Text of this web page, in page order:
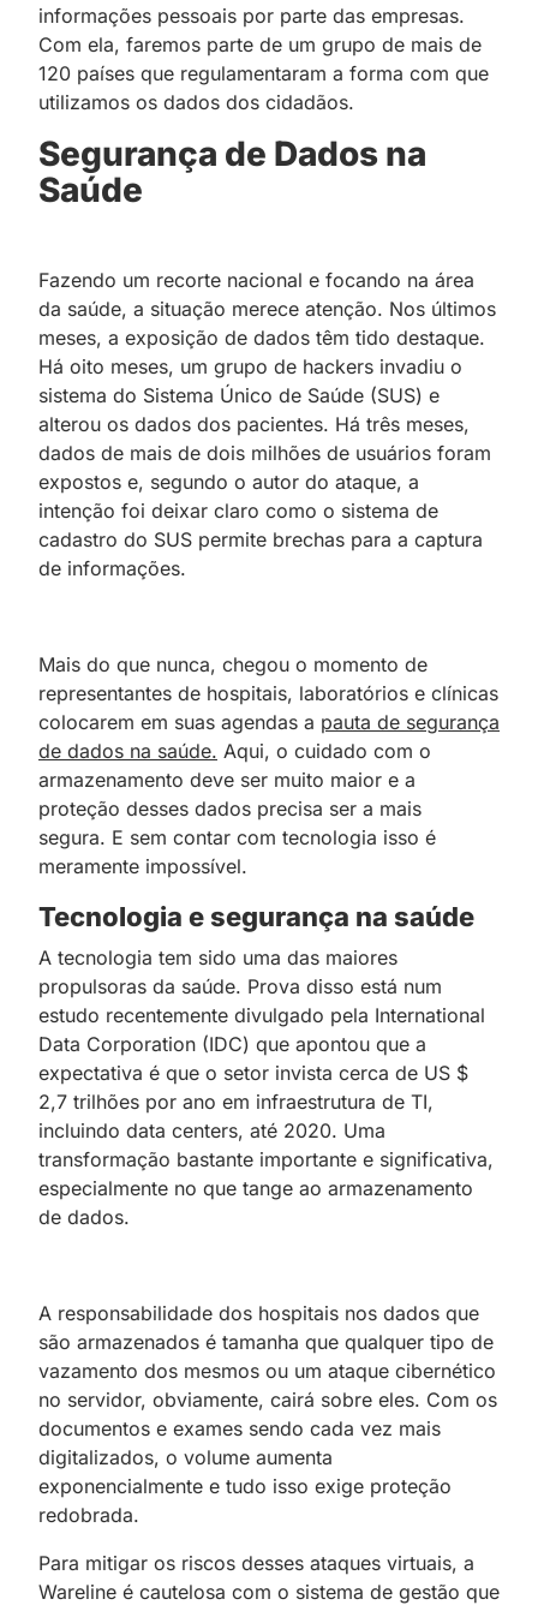
informações pessoais por parte das empresas.
Com ela, faremos parte de um grupo de mais de
120 países que regulamentaram a forma com que
utilizamos os dados dos cidadãos.
Segurança de Dados na
Saúde
Fazendo um recorte nacional e focando na área
da saúde, a situação merece atenção. Nos últimos
meses, a exposição de dados têm tido destaque.
Há oito meses, um grupo de hackers invadiu o
sistema do Sistema Único de Saúde (SUS) e
alterou os dados dos pacientes. Há três meses,
dados de mais de dois milhões de usuários foram
expostos e, segundo o autor do ataque, a
intenção foi deixar claro como o sistema de
cadastro do SUS permite brechas para a captura
de informações.
Mais do que nunca, chegou o momento de
representantes de hospitais, laboratórios e clínicas
colocarem em suas agendas a pauta de segurança
de dados na saúde. Aqui, o cuidado com o
armazenamento deve ser muito maior e a
proteção desses dados precisa ser a mais
segura. E sem contar com tecnologia isso é
meramente impossível.
Tecnologia e segurança na saúde
A tecnologia tem sido uma das maiores
propulsoras da saúde. Prova disso está num
estudo recentemente divulgado pela International
Data Corporation (IDC) que apontou que a
expectativa é que o setor invista cerca de US $
2,7 trilhões por ano em infraestrutura de TI,
incluindo data centers, até 2020. Uma
transformação bastante importante e significativa,
especialmente no que tange ao armazenamento
de dados.
A responsabilidade dos hospitais nos dados que
são armazenados é tamanha que qualquer tipo de
vazamento dos mesmos ou um ataque cibernético
no servidor, obviamente, cairá sobre eles. Com os
documentos e exames sendo cada vez mais
digitalizados, o volume aumenta
exponencialmente e tudo isso exige proteção
redobrada.
Para mitigar os riscos desses ataques virtuais, a
Wareline é cautelosa com o sistema de gestão que